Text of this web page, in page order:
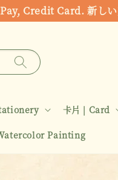
Credit Card. 新しい
卡片 | Card
Painting